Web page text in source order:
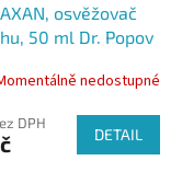
osvěžovač
50 ml Dr. Popov
nedostupné
DPH
DETAIL